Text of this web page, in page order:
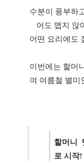
수분이 풍부하
어도 맵지 않
어떤 요리에도
이번에는 할머
여 여름철 별미
할머니
로 시작!